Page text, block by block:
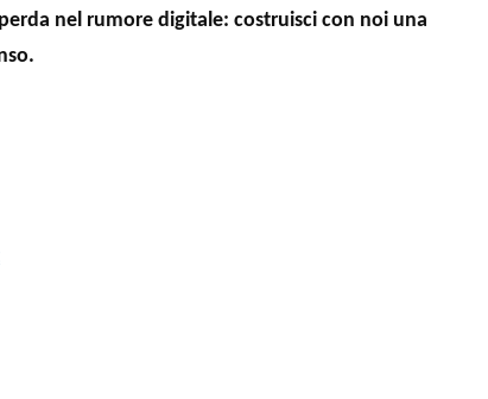
nel rumore digitale: costruisci con noi una